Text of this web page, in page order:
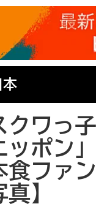
クワっ
ッポン
食ファ
真】